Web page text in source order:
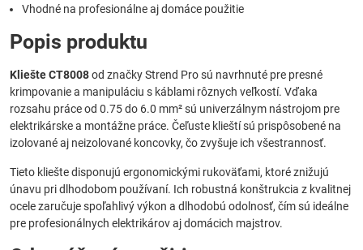
Vhodné na profesionálne aj domáce použitie
Popis produktu
Kliešte CT8008od značky Strend Pro sú navrhnuté pre presné
krimpovanie a manipuláciu s káblami rôznych veľkostí. Vďaka
rozsahu práce od 0.75 do 6.0 mm² sú univerzálnym nástrojom pre
elektrikárske a montážne práce. Čeľuste klieští sú prispôsobené na
izolované aj neizolované koncovky, čo zvyšuje ich všestrannosť.
Tieto kliešte disponujú ergonomickými rukoväťami, ktoré znižujú
únavu pri dlhodobom používaní. Ich robustná konštrukcia z kvalitnej
ocele zaručuje spoľahlivý výkon a dlhodobú odolnosť, čím sú ideálne
pre profesionálnych elektrikárov aj domácich majstrov.